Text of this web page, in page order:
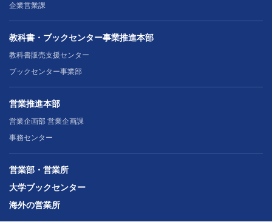
企業営業課
教科書・ブックセンター事業推進本部
教科書販売支援センター
ブックセンター事業部
営業推進本部
営業企画部 営業企画課
事務センター
営業部・営業所
大学ブックセンター
海外の営業所